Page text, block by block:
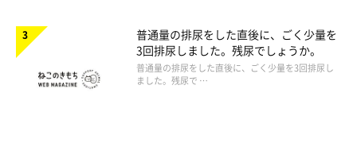
普通量の排尿をした直後に、ごく少量を
3回排尿しました。残尿でしょうか。
普通量の排尿をした直後に、ごく少量を3回排尿し
ました。残尿で …